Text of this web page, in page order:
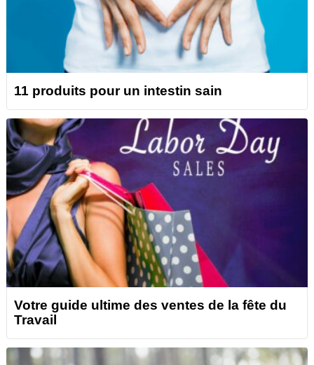
11 produits pour un intestin sain
Votre guide ultime des ventes de la fête du
Travail